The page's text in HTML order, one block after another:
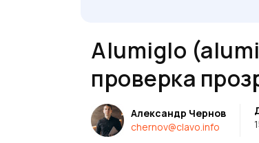
Alumiglo
проверка
Александр Чернов
chernov@clavo.info